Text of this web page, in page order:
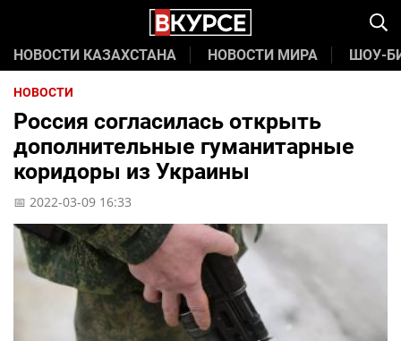
НОВОСТИ КАЗАХСТАНА НОВОСТИ МИРА ШОУ-
НОВОСТИ
Россия согласилась открыть
дополнительные гуманитарные
коридоры из Украины
📅 2022-03-09 16:33